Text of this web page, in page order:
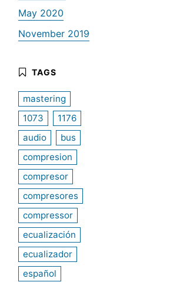
May 2020
November 2019
mastering
1073
1176
audio
bus
compresion
compresor
compresores
compressor
ecualización
ecualizador
español